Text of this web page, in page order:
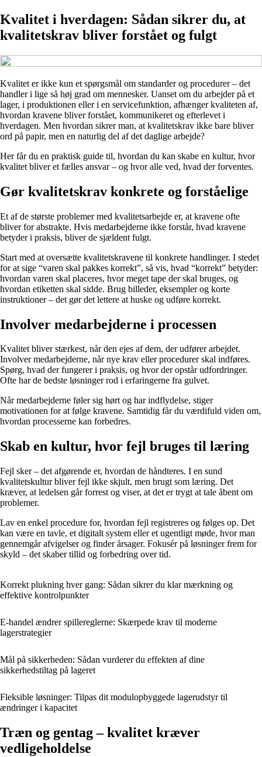
Kvalitet i hverdagen: Sådan sikrer du, at
kvalitetskrav bliver forstået og fulgt
Kvalitet er ikke kun et spørgsmål om standarder og procedurer – det
handler i lige så høj grad om mennesker. Uanset om du arbejder på et
lager, i produktionen eller i en servicefunktion, afhænger kvaliteten af,
hvordan kravene bliver forstået, kommunikeret og efterlevet i
hverdagen. Men hvordan sikrer man, at kvalitetskrav ikke bare bliver
ord på papir, men en naturlig del af det daglige arbejde?
Her får du en praktisk guide til, hvordan du kan skabe en kultur, hvor
kvalitet bliver et fælles ansvar – og hvor alle ved, hvad der forventes.
Gør kvalitetskrav konkrete og forståelige
Et af de største problemer med kvalitetsarbejde er, at kravene ofte
bliver for abstrakte. Hvis medarbejderne ikke forstår, hvad kravene
betyder i praksis, bliver de sjældent fulgt.
Start med at oversætte kvalitetskravene til konkrete handlinger. I stedet
for at sige “varen skal pakkes korrekt”, så vis, hvad “korrekt” betyder:
hvordan varen skal placeres, hvor meget tape der skal bruges, og
hvordan etiketten skal sidde. Brug billeder, eksempler og korte
instruktioner – det gør det lettere at huske og udføre korrekt.
Involver medarbejderne i processen
Kvalitet bliver stærkest, når den ejes af dem, der udfører arbejdet.
Involver medarbejderne, når nye krav eller procedurer skal indføres.
Spørg, hvad der fungerer i praksis, og hvor der opstår udfordringer.
Ofte har de bedste løsninger rod i erfaringerne fra gulvet.
Når medarbejderne føler sig hørt og har indflydelse, stiger
motivationen for at følge kravene. Samtidig får du værdifuld viden om,
hvordan processerne kan forbedres.
Skab en kultur, hvor fejl bruges til læring
Fejl sker – det afgørende er, hvordan de håndteres. I en sund
kvalitetskultur bliver fejl ikke skjult, men brugt som læring. Det
kræver, at ledelsen går forrest og viser, at det er trygt at tale åbent om
problemer.
Lav en enkel procedure for, hvordan fejl registreres og følges op. Det
kan være en tavle, et digitalt system eller et ugentligt møde, hvor man
gennemgår afvigelser og finder årsager. Fokusér på løsninger frem for
skyld – det skaber tillid og forbedring over tid.
Korrekt plukning hver gang: Sådan sikrer du klar mærkning og
effektive kontrolpunkter
E-handel ændrer spillereglerne: Skærpede krav til moderne
lagerstrategier
Mål på sikkerheden: Sådan vurderer du effekten af dine
sikkerhedstiltag på lageret
Fleksible løsninger: Tilpas dit modulopbyggede lagerudstyr til
ændringer i kapacitet
Træn og gentag – kvalitet kræver
vedligeholdelse